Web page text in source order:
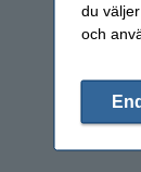
du
och